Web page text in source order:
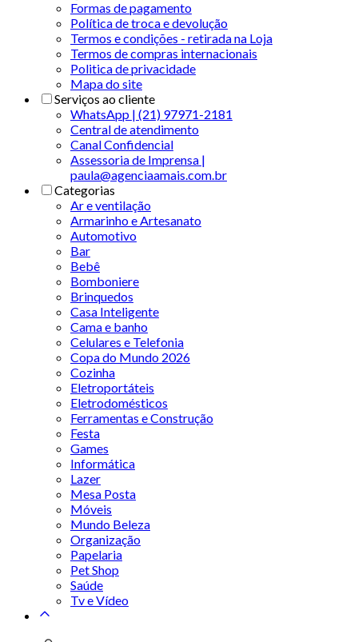
Formas de pagamento
Política de troca e devolução
Termos e condições - retirada na Loja
Termos de compras internacionais
Politica de privacidade
Mapa do site
Serviços ao cliente
WhatsApp | (21) 97971-2181
Central de atendimento
Canal Confidencial
Assessoria de Imprensa |
paula@agenciaamais.com.br
Categorias
Ar e ventilação
Armarinho e Artesanato
Automotivo
Bar
Bebê
Bomboniere
Brinquedos
Casa Inteligente
Cama e banho
Celulares e Telefonia
Copa do Mundo 2026
Cozinha
Eletroportáteis
Eletrodomésticos
Ferramentas e Construção
Festa
Games
Informática
Lazer
Mesa Posta
Móveis
Mundo Beleza
Organização
Papelaria
Pet Shop
Saúde
Tv e Vídeo